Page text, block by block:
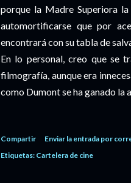
porque la Madre Superiora
automortificarse que por
encontrará con su tabla de
En lo personal, creo que se
filmografía, aunque era
como Dumont se ha ganado la
Compartir
Enviar la entrada por
Etiquetas: Cartelera de cine